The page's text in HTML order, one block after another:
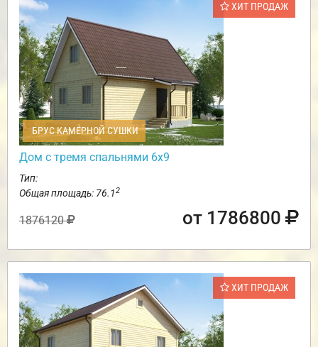
ХИТ ПРОДАЖ
БРУС КАМЕРНОЙ СУШКИ
Дом с тремя спальнями 6х9
Тип:
Общая площадь: 76.12
1876120 от 1786800
ХИТ ПРОДАЖ